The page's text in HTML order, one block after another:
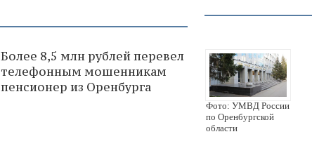
Более 8,5 млн рублей перевел
телефонным мошенникам
пенсионер из Оренбурга
Фото: УМВД России
по Оренбургской
области